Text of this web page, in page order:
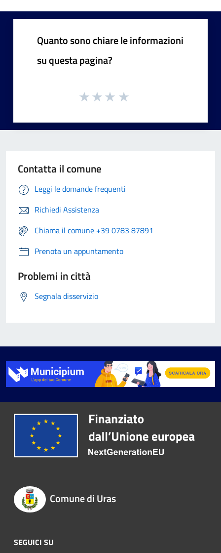
Quanto sono chiare le informazioni
su questa pagina?
Contatta il comune
Leggi le domande frequenti
Richiedi Assistenza
Chiama il comune +39 0783 87891
Prenota un appuntamento
Problemi in città
Segnala disservizio
Comune di Uras
SEGUICI SU